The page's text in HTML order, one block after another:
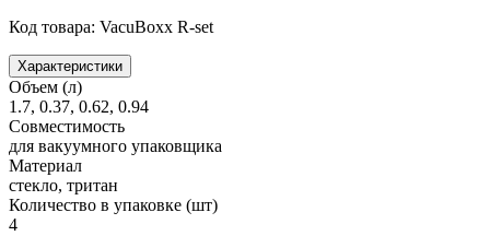
Код товара: VacuBoxx R-set
Характеристики
Объем (л)
1.7, 0.37, 0.62, 0.94
Совместимость
для вакуумного упаковщика
Материал
стекло, тритан
Количество в упаковке (шт)
4